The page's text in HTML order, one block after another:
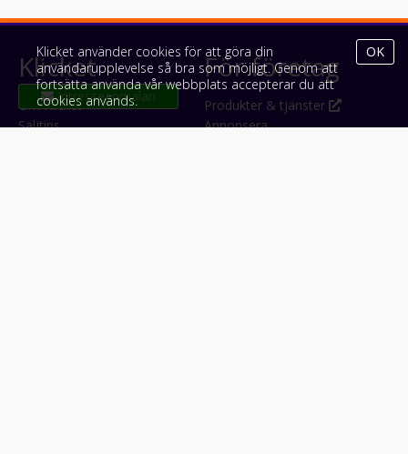
Klicket
Om Klicket
Säljtips
För företag
Produkter & tjänster
Annonsera
Klicket använder cookies för att göra din
användarupplevelse så bra som möjligt. Genom att
fortsätta använda vår webbplats accepterar du att
cookies används.
OK